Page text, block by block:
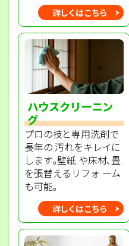
詳しくはこちら
ハウスクリーニン
グ
プロの技と専用洗剤で
長年の 汚れをキレイに
します｡壁紙 や床材､畳
を張替えるリフォ ーム
も可能｡
詳しくはこちら